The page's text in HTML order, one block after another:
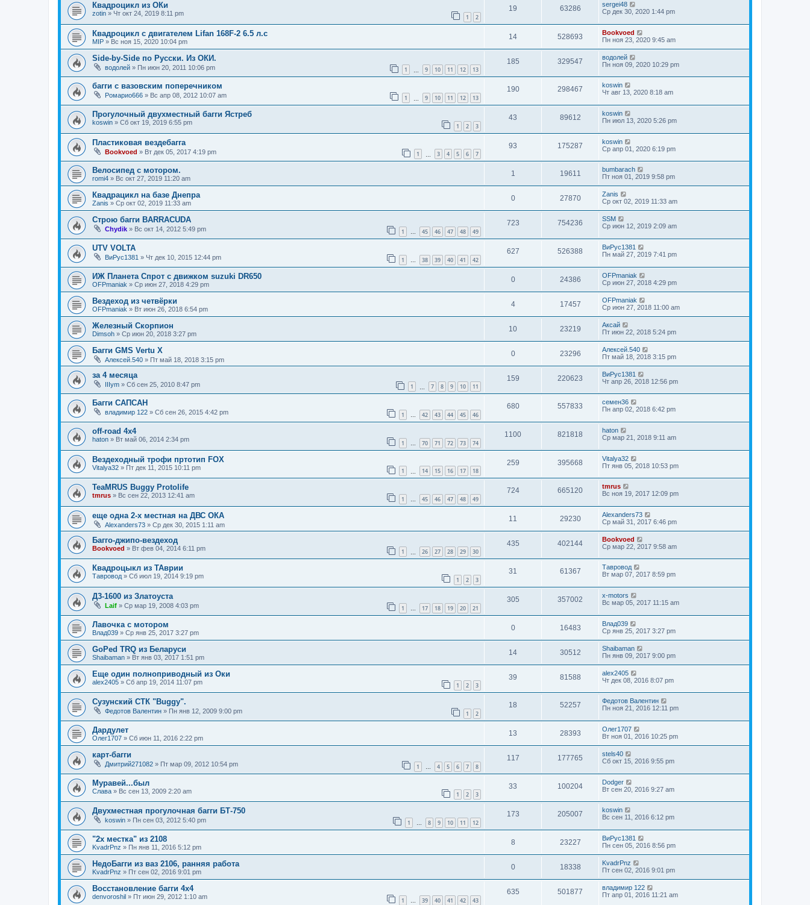
Квадроцикл из ОКи
zotin » Чт окт 24, 2019 8:11 pm 1 2
19 63286
sergei48
Ср дек 30, 2020 1:44 pm
Квадроцикл с двигателем Lifan 168F-2 6.5 л.с
MIP » Вс ноя 15, 2020 10:04 pm
14 528693
Bookvoed
Пн ноя 23, 2020 9:45 am
Side-by-Side по Русски. Из ОКИ.
водолей » Пн июн 20, 2011 10:06 pm 1 9 10 11 12 13
185 329547
водолей
Пн ноя 09, 2020 10:29 pm
багги с вазовским поперечником
Ромарио666 » Вс апр 08, 2012 10:07 am 1 9 10 11 12 13
190 298467
koswin
Чт авг 13, 2020 8:18 am
Прогулочный двухместный багги Ястреб
koswin » Сб окт 19, 2019 6:55 pm 1 2 3
43 89612
koswin
Пн июл 13, 2020 5:26 pm
Пластиковая вездебагга
Bookvoed » Вт дек 05, 2017 4:19 pm 1 3 4 5 6 7
93 175287
koswin
Ср апр 01, 2020 6:19 pm
Велосипед с мотором.
romi4 » Вс окт 27, 2019 11:20 am
1 19611
bumbarach
Пт ноя 01, 2019 9:58 pm
Квадрацикл на базе Днепра
Zanis » Ср окт 02, 2019 11:33 am
0 27870
Zanis
Ср окт 02, 2019 11:33 am
Строю багги BARRАСUDА
Chydik » Вс окт 14, 2012 5:49 pm 1 … 45 46 47 48 49
723 754236
SSM
Ср июн 12, 2019 2:09 am
UTV VOLTA
ВиРус1381 » Чт дек 10, 2015 12:44 pm 1 … 38 39 40 41 42
627 526388
ВиРус1381
Пн май 27, 2019 7:41 pm
ИЖ Планета Спрот с движком suzuki DR650
OFPmaniak » Ср июн 27, 2018 4:29 pm
0 24386
OFPmaniak
Ср июн 27, 2018 4:29 pm
Вездеход из четвёрки
OFPmaniak » Вт июн 26, 2018 6:54 pm
4 17457
OFPmaniak
Ср июн 27, 2018 11:00 am
Железный Скорпион
Dimsoh » Ср июн 20, 2018 3:27 pm
10 23219
Аксай
Пт июн 22, 2018 5:24 pm
Багги GMS Vertu X
Алексей.540 » Пт май 18, 2018 3:15 pm
0 23296
Алексей.540
Пт май 18, 2018 3:15 pm
за 4 месяца
IIIym » Сб сен 25, 2010 8:47 pm 1 7 8 9 10 11
159 220623
ВиРус1381
Чт апр 26, 2018 12:56 pm
Багги САПСАН
владимир 122 » Сб сен 26, 2015 4:42 pm 1 … 42 43 44 45 46
680 557833
семен36
Пн апр 02, 2018 6:42 pm
off-road 4х4
haton » Вт май 06, 2014 2:34 pm 1 … 70 71 72 73 74
1100 821818
haton
Ср мар 21, 2018 9:11 am
Вездеходный трофи пртотип FOX
Vitalya32 » Пт дек 11, 2015 10:11 pm 1 14 15 16 17 18
259 395668
Vitalya32
Пт янв 05, 2018 10:53 pm
TeaMRUS Buggy Protolife
tmrus » Вс сен 22, 2013 12:41 am 1 … 45 46 47 48 49
724 665120
tmrus
Вс ноя 19, 2017 12:09 pm
еще одна 2-х местная на ДВС ОКА
Alexanders73 » Ср дек 30, 2015 1:11 am
11 29230
Alexanders73
Ср май 31, 2017 6:46 pm
Багго-джипо-вездеход
Bookvoed » Вт фев 04, 2014 6:11 pm 1 26 27 28 29 30
435 402144
Bookvoed
Ср мар 22, 2017 9:58 am
Квадроцыкл из ТАврии
Тавровод» Сб июл 19, 2014 9:19 pm 1 2 3
31 61367
Тавровод
Вт мар 07, 2017 8:59 pm
Д3-1600 из Златоуста
Laif » Ср мар 19, 2008 4:03 pm 1 … 17 18 19 20 21
305 357002
x-motors
Вс мар 05, 2017 11:15 am
Лавочка с мотором
Влад039 » Ср янв 25, 2017 3:27 pm
0 16483
Влад039
Ср янв 25, 2017 3:27 pm
GoPed TRQ из Беларуси
Shaibaman » Вт янв 03, 2017 1:51 pm
14 30512
Shaibaman
Пн янв 09, 2017 9:00 pm
Еще один полноприводный из Оки
alex2405 » Сб апр 19, 2014 11:07 pm 1 2 3
39 81588
alex2405
Чт дек 08, 2016 8:07 pm
Сузунский СТК "Buggy".
Федотов Валентин » Пн янв 12, 2009 9:00 pm 1 2
18 52257
Федотов Валентин
Пн ноя 21, 2016 12:11 pm
Дардулет
Олег1707 » Сб июн 11, 2016 2:22 pm
13 28393
Олег1707
Вт ноя 01, 2016 10:25 pm
карт-багги
Дмитрий271082 » Пт мар 09, 2012 10:54 pm 1 … 4 5 6 7 8
117 177765
stels40
Сб окт 15, 2016 9:55 pm
Муравей...был
Слава » Вс сен 13, 2009 2:20 am 1 2 3
33 100204
Dodger
Вт сен 20, 2016 9:27 am
Двухместная прогулочная багги БТ-750
koswin » Пн сен 03, 2012 5:40 pm 1 … 8 9 10 11 12
173 205007
koswin
Вс сен 11, 2016 6:12 pm
"2x местка" из 2108
KvadrPnz » Пн янв 11, 2016 5:12 pm
8 23227
ВиРус1381
Пн сен 05, 2016 8:56 pm
НедоБагги из ваз 2106, ранняя работа
KvadrPnz » Пт сен 02, 2016 9:01 pm
0 18338
KvadrPnz
Пт сен 02, 2016 9:01 pm
Восстановление багги 4х4
denvoroshil » Пт июн 29, 2012 1:10 am 1 … 39 40 41 42 43
635 501877
владимир 122
Пт апр 01, 2016 11:21 am